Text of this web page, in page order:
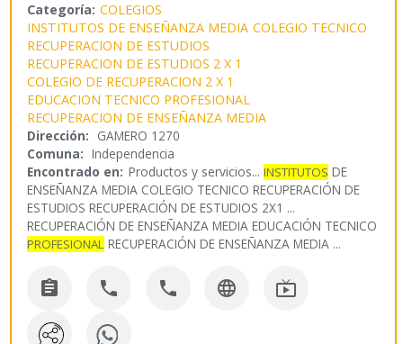
Categoría: COLEGIOS
INSTITUTOS DE ENSEÑANZA MEDIA COLEGIO TECNICO
RECUPERACION DE ESTUDIOS
RECUPERACION DE ESTUDIOS 2 X 1
COLEGIO DE RECUPERACION 2 X 1
EDUCACION TECNICO PROFESIONAL
RECUPERACION DE ENSEÑANZA MEDIA
Dirección: GAMERO 1270
Comuna: Independencia
Encontrado en: Productos y servicios...INSTITUTOS DE
ENSEÑANZA MEDIA COLEGIO TECNICO RECUPERACIÓN DE
ESTUDIOS RECUPERACIÓN DE ESTUDIOS 2X1 ...
RECUPERACIÓN DE ENSEÑANZA MEDIA EDUCACIÓN TECNICO
PROFESIONAL RECUPERACIÓN DE ENSEÑANZA MEDIA ...
    